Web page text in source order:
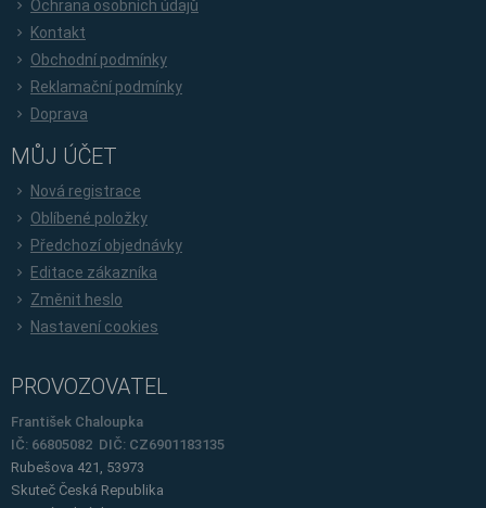
Ochrana osobních údajů
Kontakt
Obchodní podmínky
Reklamační podmínky
Doprava
MŮJ ÚČET
Nová registrace
Oblíbené položky
Předchozí objednávky
Editace zákazníka
Změnit heslo
Nastavení cookies
PROVOZOVATEL
František Chaloupka
IČ: 66805082 DIČ: CZ6901183135
Rubešova 421, 53973
Skuteč Česká Republika